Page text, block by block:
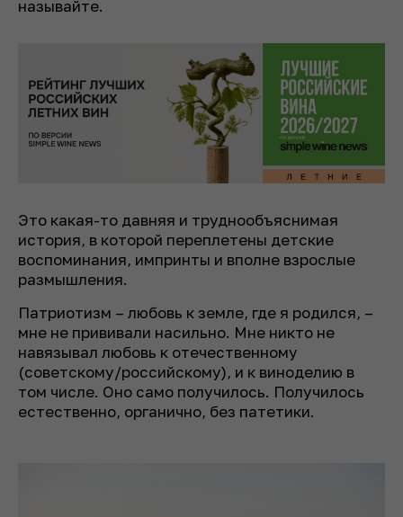
называйте.
Это какая-то давняя и труднообъяснимая
история, в которой переплетены детские
воспоминания, импринты и вполне взрослые
размышления.
Патриотизм – любовь к земле, где я родился, –
мне не прививали насильно. Мне никто не
навязывал любовь к отечественному
(советскому/российскому), и к виноделию в
том числе. Оно само получилось. Получилось
естественно, органично, без патетики.